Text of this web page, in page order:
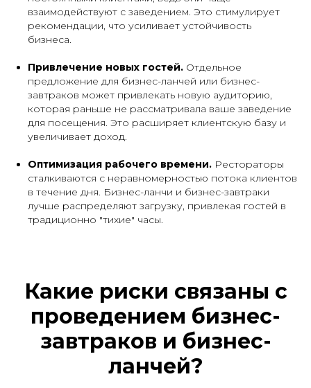
взаимодействуют с заведением. Это стимулирует
рекомендации, что усиливает устойчивость
бизнеса.
Привлечение новых гостей. Отдельное
предложение для бизнес-ланчей или бизнес-
завтраков может привлекать новую аудиторию,
которая раньше не рассматривала ваше заведение
для посещения. Это расширяет клиентскую базу и
увеличивает доход.
Оптимизация рабочего времени. Рестораторы
сталкиваются с неравномерностью потока клиентов
в течение дня. Бизнес-ланчи и бизнес-завтраки
лучше распределяют загрузку, привлекая гостей в
традиционно "тихие" часы.
Какие риски связаны с
проведением бизнес-
завтраков и бизнес-
ланчей?